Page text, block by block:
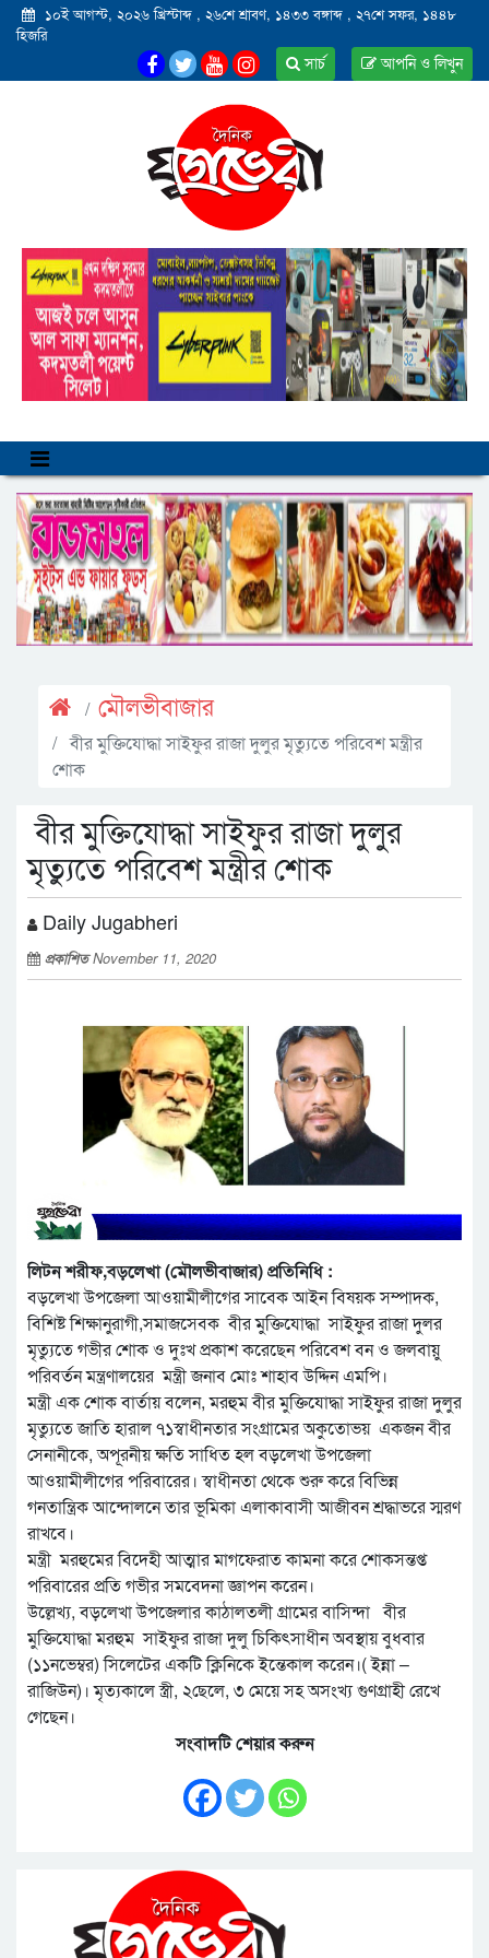
১০ই আগস্ট, ২০২৬ খ্রিস্টাব্দ , ২৬শে শ্রাবণ, ১৪৩৩ বঙ্গাব্দ , ২৭শে সফর, ১৪৪৮
হিজরি
আপনি ও লিখুন
সার্চ
মৌলভীবাজার
বীর মুক্তিযোদ্ধা সাইফুর রাজা দুলুর মৃত্যুতে পরিবেশ মন্ত্রীর
শোক
বীর মুক্তিযোদ্ধা সাইফুর রাজা দুলুর
মৃত্যুতে পরিবেশ মন্ত্রীর শোক
Daily Jugabheri
প্রকাশিতNovember 11, 2020
লিটন শরীফ,বড়লেখা (মৌলভীবাজার) প্রতিনিধি :
বড়লেখা উপজেলা আওয়ামীলীগের সাবেক আইন বিষয়ক সম্পাদক,
বিশিষ্ট শিক্ষানুরাগী,সমাজসেবক বীর মুক্তিযোদ্ধা সাইফুর রাজা দুলর
মৃত্যুতে গভীর শোক ও দুঃখ প্রকাশ করেছেন পরিবেশ বন ও জলবায়ু
পরিবর্তন মন্ত্রণালয়ের মন্ত্রী জনাব মোঃ শাহাব উদ্দিন এমপি।
মন্ত্রী এক শোক বার্তায় বলেন, মরহুম বীর মুক্তিযোদ্ধা সাইফুর রাজা দুলুর
মৃত্যুতে জাতি হারাল ৭১স্বাধীনতার সংগ্রামের অকুতোভয় একজন বীর
সেনানীকে, অপূরনীয় ক্ষতি সাধিত হল বড়লেখা উপজেলা
আওয়ামীলীগের পরিবারের। স্বাধীনতা থেকে শুরু করে বিভিন্ন
গনতান্ত্রিক আন্দোলনে তার ভূমিকা এলাকাবাসী আজীবন শ্রদ্ধাভরে স্মরণ
রাখবে।
মন্ত্রী মরহুমের বিদেহী আত্মার মাগফেরাত কামনা করে শোকসন্তপ্ত
পরিবারের প্রতি গভীর সমবেদনা জ্ঞাপন করেন।
উল্লেখ্য, বড়লেখা উপজেলার কাঠালতলী গ্রামের বাসিন্দা বীর
মুক্তিযোদ্ধা মরহুম সাইফুর রাজা দুলু চিকিৎসাধীন অবস্থায় বুধবার
(১১নভেম্বর) সিলেটের একটি ক্লিনিকে ইন্তেকাল করেন।( ইন্না –
রাজিউন)। মৃত্যকালে স্ত্রী, ২ছেলে, ৩ মেয়ে সহ অসংখ্য গুণগ্রাহী রেখে
গেছেন।
সংবাদটি শেয়ার করুন